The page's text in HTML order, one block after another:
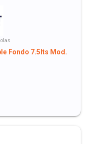
Fondo 7.5lts Mod.